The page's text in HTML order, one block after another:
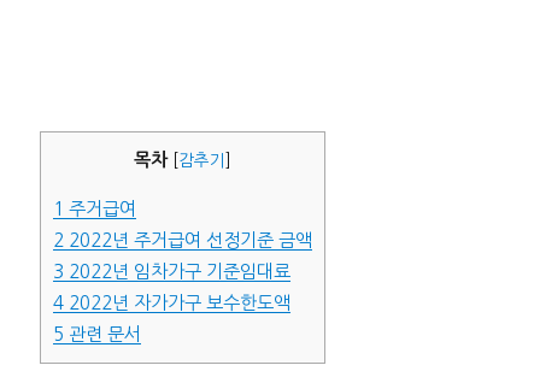
목차 감추기
1 주거급여
2 2022년 주거급여 선정기준 금액
3 2022년 임차가구 기준임대료
42022년 자가가구 보수한도액
5 관련 문서